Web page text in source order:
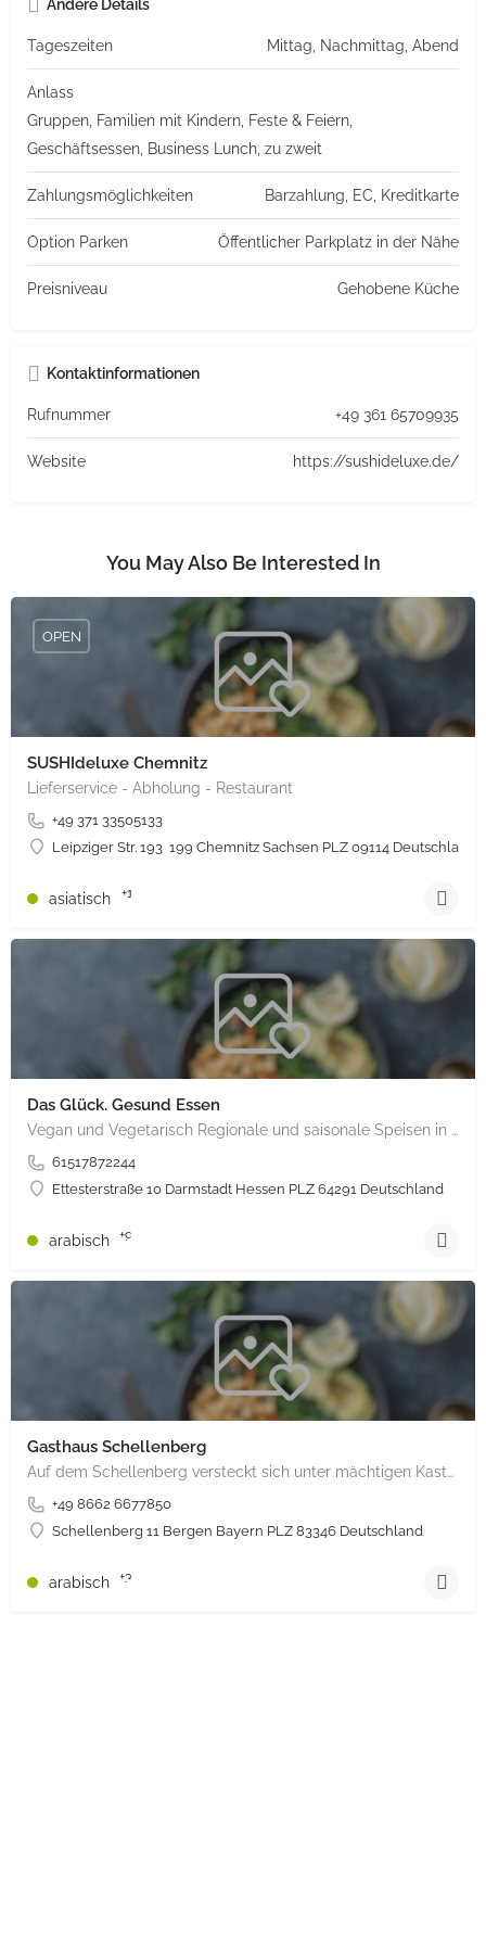
Andere Details
Tageszeiten Mittag, Nachmittag, Abend
Anlass
Gruppen, Familien mit Kindern, Feste & Feiern,
Geschäftsessen, Business Lunch, zu zweit
Zahlungsmöglichkeiten Barzahlung, EC, Kreditkarte
Option Parken Öffentlicher Parkplatz in der Nähe
Preisniveau Gehobene Küche
Kontaktinformationen
Rufnummer +49 361 65709935
Website https://sushideluxe.de/
You May Also Be Interested In
SUSHIdeluxe Chemnitz
Lieferservice - Abholung - Restaurant
+49 371 33505133
Leipziger Str. 193  199 Chemnitz Sachsen PLZ 09114 Deutschland
OPEN
asiatisch +1
Das Glück. Gesund Essen
Vegan und Vegetarisch Regionale und saisonale Speisen in bio Qualität Ohne Weizen und ohne raffinierten Zucker
61517872244
Ettesterstraße 10 Darmstadt Hessen PLZ 64291 Deutschland
arabisch +9
Gasthaus Schellenberg
Auf dem Schellenberg versteckt sich unter mächtigen Kastanienbäumen das kleine, feine Gasthaus Schellenberg.…
+49 8662 6677850
Schellenberg 11 Bergen Bayern PLZ 83346 Deutschland
arabisch +3